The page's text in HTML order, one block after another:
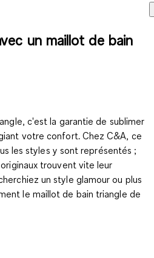
un maillot de bain
c'est la garantie de sublimer
votre confort. Chez C&A, ce
les styles y sont représentés ;
trouvent vite leur
un style glamour ou plus
le maillot de bain triangle de
attrayantes sont les maîtres